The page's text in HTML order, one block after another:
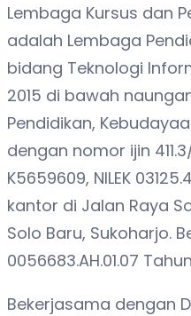
Lembaga Kursus dan
adalah Lembaga
bidang Teknologi
2015 di bawah
Pendidikan,
dengan nomor ijin
K5659609, NILEK
kantor di Jalan Raya
Solo Baru, Sukoharjo.
0056683.AH.01.07
Bekerjasama dengan